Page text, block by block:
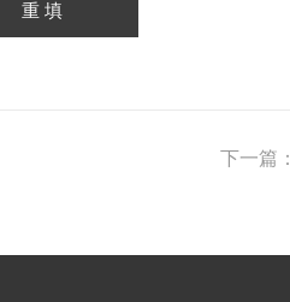
下一篇：